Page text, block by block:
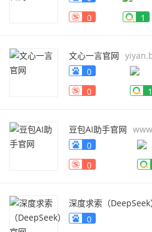
0
1
文心一言官网
0
0
1
豆包AI助手官网
0
0
深度求索（DeepSeek
0